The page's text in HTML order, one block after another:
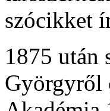
szócikket
1875 után
Györgyről